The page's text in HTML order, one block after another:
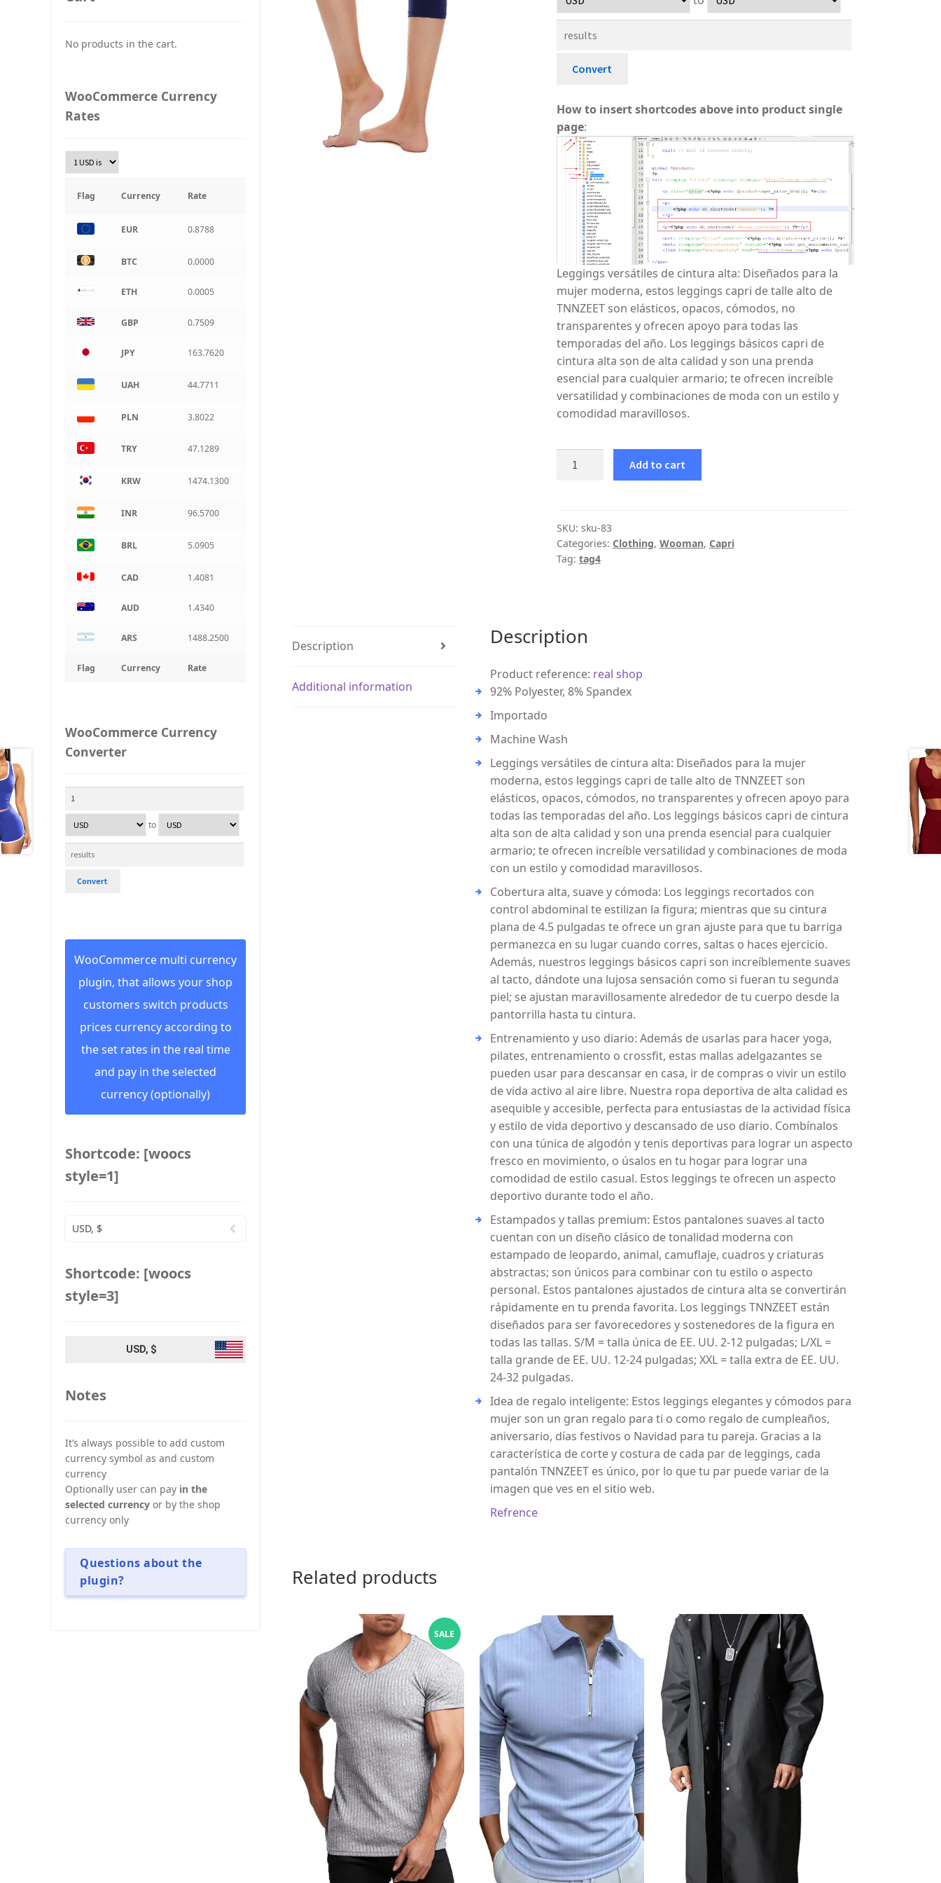
AUD
Australian dollar
Convert
How to insert shortcodes above into product single
page:
Leggings versátiles de cintura alta: Diseñados para la
mujer moderna, estos leggings capri de talle alto de
TNNZEET son elásticos, opacos, cómodos, no
transparentes y ofrecen apoyo para todas las
temporadas del año. Los leggings básicos capri de
cintura alta son de alta calidad y son una prenda
esencial para cualquier armario; te ofrecen increíble
versatilidad y combinaciones de moda con un estilo y
comodidad maravillosos.
Add to cart
SKU: sku-83
Categories: Clothing, Wooman, Capri
Tag: tag4
Description
Additional information
Description
Product reference: real shop
92% Polyester, 8% Spandex
Importado
Machine Wash
Leggings versátiles de cintura alta: Diseñados para la mujer
moderna, estos leggings capri de talle alto de TNNZEET son
elásticos, opacos, cómodos, no transparentes y ofrecen apoyo para
todas las temporadas del año. Los leggings básicos capri de cintura
alta son de alta calidad y son una prenda esencial para cualquier
armario; te ofrecen increíble versatilidad y combinaciones de moda
con un estilo y comodidad maravillosos.
Cobertura alta, suave y cómoda: Los leggings recortados con
control abdominal te estilizan la figura; mientras que su cintura
plana de 4.5 pulgadas te ofrece un gran ajuste para que tu barriga
permanezca en su lugar cuando corres, saltas o haces ejercicio.
Además, nuestros leggings básicos capri son increíblemente suaves
al tacto, dándote una lujosa sensación como si fueran tu segunda
piel; se ajustan maravillosamente alrededor de tu cuerpo desde la
pantorrilla hasta tu cintura.
Entrenamiento y uso diario: Además de usarlas para hacer yoga,
pilates, entrenamiento o crossfit, estas mallas adelgazantes se
pueden usar para descansar en casa, ir de compras o vivir un estilo
de vida activo al aire libre. Nuestra ropa deportiva de alta calidad es
asequible y accesible, perfecta para entusiastas de la actividad física
y estilo de vida deportivo y descansado de uso diario. Combínalos
con una túnica de algodón y tenis deportivas para lograr un aspecto
fresco en movimiento, o úsalos en tu hogar para lograr una
comodidad de estilo casual. Estos leggings te ofrecen un aspecto
deportivo durante todo el año.
Estampados y tallas premium: Estos pantalones suaves al tacto
cuentan con un diseño clásico de tonalidad moderna con
estampado de leopardo, animal, camuflaje, cuadros y criaturas
abstractas; son únicos para combinar con tu estilo o aspecto
personal. Estos pantalones ajustados de cintura alta se convertirán
rápidamente en tu prenda favorita. Los leggings TNNZEET están
diseñados para ser favorecedores y sostenedores de la figura en
todas las tallas. S/M = talla única de EE. UU. 2-12 pulgadas; L/XL =
talla grande de EE. UU. 12-24 pulgadas; XXL = talla extra de EE. UU.
24-32 pulgadas.
Idea de regalo inteligente: Estos leggings elegantes y cómodos para
mujer son un gran regalo para ti o como regalo de cumpleaños,
aniversario, días festivos o Navidad para tu pareja. Gracias a la
característica de corte y costura de cada par de leggings, cada
pantalón TNNZEET es único, por lo que tu par puede variar de la
imagen que ves en el sitio web.
Refrence
Related products
SALE
TRY
Turkish Lira
South Korean Won
Indian rupee
Brazilian real
CAD
Canadian dollar
AUD
No products in the cart.
WooCommerce Currency
Rates
Flag Currency Rate
Flag Currency Rate
EUR 0.8788
BTC 0.0000
ETH 0.0005
GBP 0.7509
JPY 163.7620
UAH 44.7711
PLN 3.8022
TRY 47.1289
KRW 1474.1300
INR 96.5700
BRL 5.0905
CAD 1.4081
AUD 1.4340
ARS 1488.2500
WooCommerce Currency
Converter
to
Convert
WooCommerce multi currency
plugin, that allows your shop
customers switch products
prices currency according to
the set rates in the real time
and pay in the selected
currency (optionally)
Shortcode: [woocs
style=1]
USD, $
Shortcode: [woocs
style=3]
USD, $
Notes
It’s always possible to add custom
currency symbol as and custom
currency
Optionally user can pay in the
selected currency or by the shop
currency only
Questions about the
plugin?